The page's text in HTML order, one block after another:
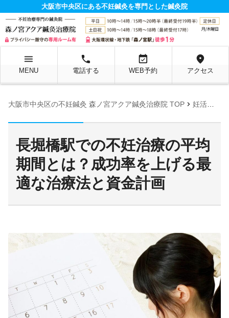
大阪市中央区にある不妊鍼灸を専門とした鍼灸院
menu
MENU
local_phone
電話する
event_available
WEB予約
location_on
アクセス
大阪市中央区の不妊鍼灸 森ノ宮アクア鍼灸治療院 TOP chevron_right 妊活お役立ち情報ページ
長堀橋駅での不妊治療の平均
期間とは？成功率を上げる最
適な治療法と資金計画